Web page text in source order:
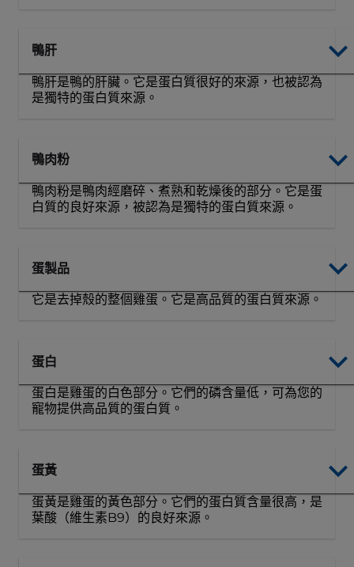
鴨肝
鴨肝是鴨的肝臟。它是蛋白質很好的來源，也被認為
是獨特的蛋白質來源。
鴨肉粉
鴨肉粉是鴨肉經磨碎、煮熟和乾燥後的部分。它是蛋
白質的良好來源，被認為是獨特的蛋白質來源。
蛋製品
它是去掉殼的整個雞蛋。它是高品質的蛋白質來源。
蛋白
蛋白是雞蛋的白色部分。它們的磷含量低，可為您的
寵物提供高品質的蛋白質。
蛋黃
蛋黃是雞蛋的黃色部分。它們的蛋白質含​​量很高，是
葉酸（維生素B9）的良好來源。